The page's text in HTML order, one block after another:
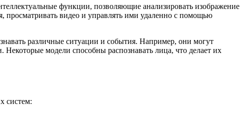
функции, позволяющие анализировать изображение
просматривать видео и управлять ими удаленно с помощью
различные ситуации и события. Например, они могут
Некоторые модели способны распознавать лица, что делает их
систем: